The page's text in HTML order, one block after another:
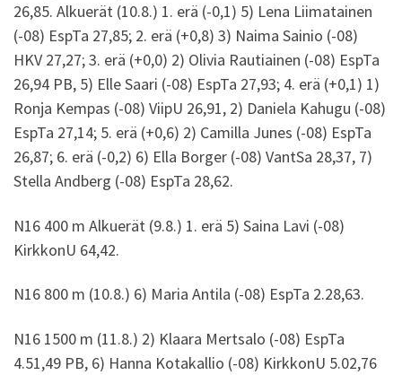
26,85. Alkuerät (10.8.) 1. erä (-0,1) 5) Lena Liimatainen
(-08) EspTa 27,85; 2. erä (+0,8) 3) Naima Sainio (-08)
HKV 27,27; 3. erä (+0,0) 2) Olivia Rautiainen (-08) EspTa
26,94 PB, 5) Elle Saari (-08) EspTa 27,93; 4. erä (+0,1) 1)
Ronja Kempas (-08) ViipU 26,91, 2) Daniela Kahugu (-08)
EspTa 27,14; 5. erä (+0,6) 2) Camilla Junes (-08) EspTa
26,87; 6. erä (-0,2) 6) Ella Borger (-08) VantSa 28,37, 7)
Stella Andberg (-08) EspTa 28,62.
N16 400 m Alkuerät (9.8.) 1. erä 5) Saina Lavi (-08)
KirkkonU 64,42.
N16 800 m (10.8.) 6) Maria Antila (-08) EspTa 2.28,63.
N16 1500 m (11.8.) 2) Klaara Mertsalo (-08) EspTa
4.51,49 PB, 6) Hanna Kotakallio (-08) KirkkonU 5.02,76